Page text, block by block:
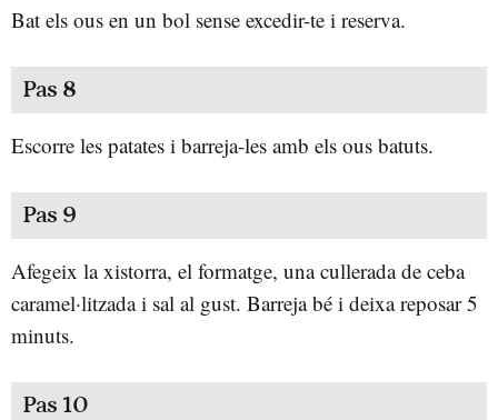
Bat els ous en un bol sense excedir-te i reserva.
Pas 8
Escorre les patates i barreja-les amb els ous batuts.
Pas 9
Afegeix la xistorra, el formatge, una cullerada de ceba
caramel·litzada i sal al gust. Barreja bé i deixa reposar 5
minuts.
Pas 10